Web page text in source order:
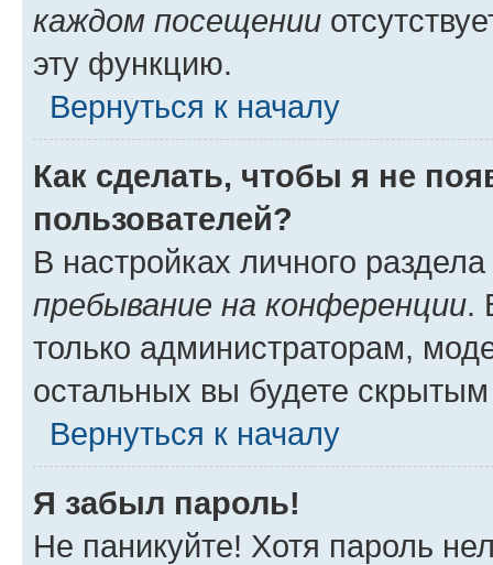
каждом посещении
эту функцию.
Вернуться к началу
Как сделать, чтобы я не
пользователей?
В настройках личного
пребывание на конференции.
только администраторам,
остальных вы будете
Вернуться к началу
Я забыл пароль!
Не паникуйте! Хотя пароль